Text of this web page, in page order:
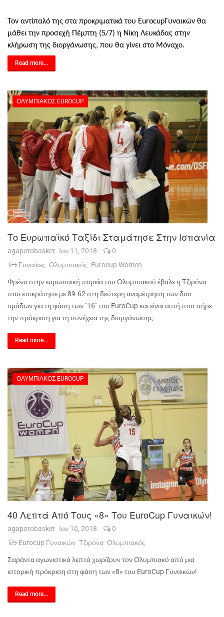
Τον αντίπαλό της στα προκριματικά του EurocupΓυναικών θα
μάθει την προσεχή Πέμπτη (5/7) η Νίκη Λευκάδας στην
κλήρωση της διοργάνωσης, που θα γίνει στο Μόναχο.
Read more...
ΟΛΥΜΠΙΑΚΌΣ EUROCUP
Το Ευρωπαϊκό Ταξίδι Σταμάτησε Στην Ισπανία
agapotobasket Ιαν 11, 2018
0
Γυναίκες Ολυμπιακός Eurocup Women
Φρένο στην ευρωπαϊκή πορεία του Ολυμπιακού έβαλε η Τζιρόνα
που επικράτησε με 89-62 στη δεύτερη αναμέτρηση των δυο
ομάδων για τη φάση των "16" του EuroCup και είναι αυτή που πήρε
την πρόκριση για τη συνέχεια της διοργάνωσης.
Read more...
ΟΛΥΜΠΙΑΚΌΣ EUROCUP
40 Λεπτά Από Τους «8» Του EuroCup Γυναικών!
agapotobasket Ιαν 10, 2018
0
Eurocup Γυναικών Τζιρόνα Ολυμπιακός
Σαράντα αγωνιστικά λεπτά χωρίζουν τον Ολυμπιακό από μια
ιστορική πρόκριση στη φάση των «8» του EuroCup Γυναικών!
Read more...